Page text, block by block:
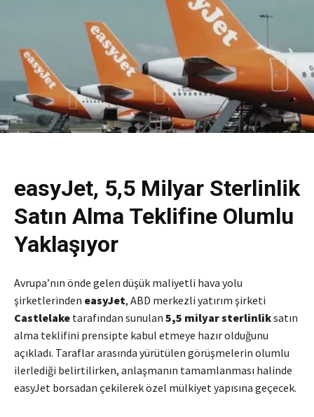
easyJet, 5,5 Milyar Sterlinlik
Satın Alma Teklifine Olumlu
Yaklaşıyor
Avrupa’nın önde gelen düşük maliyetli hava yolu
şirketlerinden easyJet, ABD merkezli yatırım şirketi
Castlelake tarafından sunulan 5,5 milyar sterlinliksatın
alma teklifini prensipte kabul etmeye hazır olduğunu
açıkladı. Taraflar arasında yürütülen görüşmelerin olumlu
ilerlediği belirtilirken, anlaşmanın tamamlanması halinde
easyJet borsadan çekilerek özel mülkiyet yapısına geçecek.